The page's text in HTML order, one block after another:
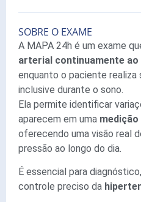
SOBRE O EXAME
A MAPA 24h é um exame
arterial continuamente ao
enquanto o paciente realiza
inclusive durante o sono.
Ela permite identificar
aparecem em uma
oferecendo uma visão real
pressão ao longo do dia.
É essencial para
controle preciso da